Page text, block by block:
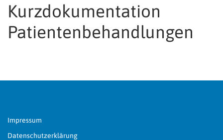
Kurzdokumentation
Patientenbehandlungen
Impressum
Datenschutzerklärung